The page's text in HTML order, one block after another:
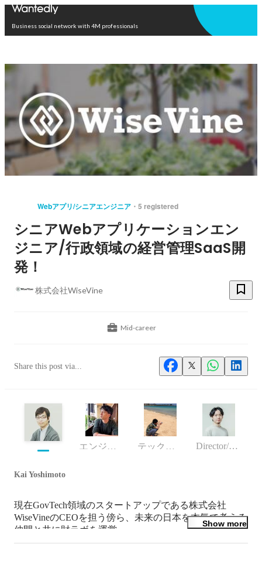
Business social network with 4M professionals
Webアプリ/シニアエンジニア 5 registered
シニアWebアプリケーションエン
ジニア/行政領域の経営管理SaaS開
発！
株式会社WiseVine
Mid-career
Share this post via...
エンジニア テックリード Director/manager
Kai Yoshimoto
現在GovTech領域のスタートアップである株式会社
WiseVineのCEOを担う傍ら、未来の日本を本気で考える
仲間と共に財ラボを運営。
慶應義塾大学を卒業後、2011年に野村総合研究所コンサ
Show more